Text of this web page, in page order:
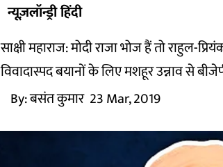
न्यूज़लॉन्ड्री हिंदी
साक्षी महाराज: मोदी राजा भोज हैं तो राहुल-
विवादास्पद बयानों के लिए मशहूर उन्नाव से
By:बसंत कुमार 23 Mar, 2019